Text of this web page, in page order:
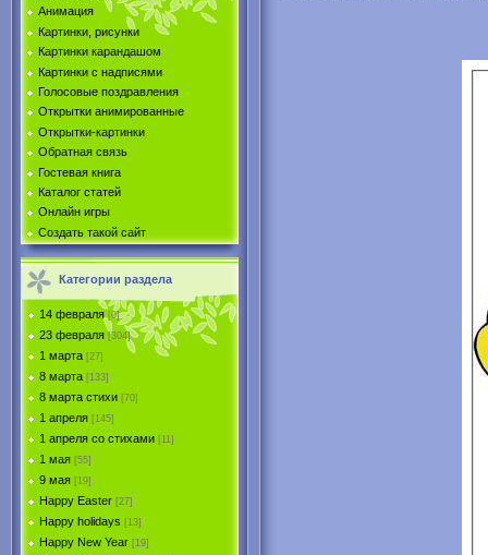
Анимация
Картинки, рисунки
Картинки карандашом
Картинки с надписями
Голосовые поздравления
Открытки анимированные
Открытки-картинки
Обратная связь
Гостевая книга
Каталог статей
Онлайн игры
Создать такой сайт
Категории раздела
14 февраля [0]
23 февраля [304]
1 марта [27]
8 марта [133]
8 марта стихи [70]
1 апреля [145]
1 апреля со стихами [11]
1 мая [55]
9 мая [19]
Happy Easter [27]
Happy holidays [13]
Happy New Year [19]